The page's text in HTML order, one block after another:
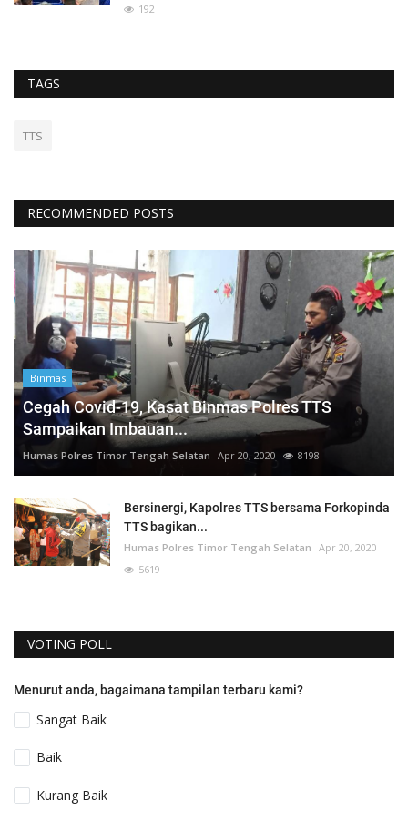
192
TAGS
TTS
RECOMMENDED POSTS
Binmas
Cegah Covid-19, Kasat Binmas Polres TTS
Sampaikan Imbauan...
Humas Polres Timor Tengah Selatan Apr 20, 2020 8198
Bersinergi, Kapolres TTS bersama Forkopinda
TTS bagikan...
Humas Polres Timor Tengah Selatan Apr 20, 2020
5619
VOTING POLL
Menurut anda, bagaimana tampilan terbaru kami?
Sangat Baik
Baik
Kurang Baik